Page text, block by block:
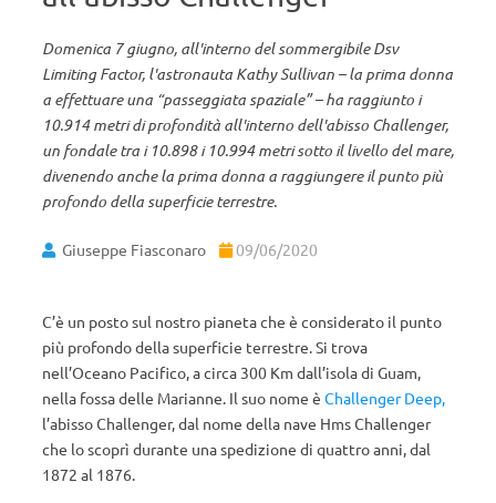
Domenica 7 giugno, all'interno del sommergibile Dsv
Limiting Factor, l'astronauta Kathy Sullivan – la prima donna
a effettuare una “passeggiata spaziale” – ha raggiunto i
10.914 metri di profondità all'interno dell'abisso Challenger,
un fondale tra i 10.898 i 10.994 metri sotto il livello del mare,
divenendo anche la prima donna a raggiungere il punto più
profondo della superficie terrestre.
Giuseppe Fiasconaro 09/06/2020
C’è un posto sul nostro pianeta che è considerato il punto
più profondo della superficie terrestre. Si trova
nell’Oceano Pacifico, a circa 300 Km dall’isola di Guam,
nella fossa delle Marianne. Il suo nome è Challenger Deep,
l’abisso Challenger, dal nome della nave Hms Challenger
che lo scoprì durante una spedizione di quattro anni, dal
1872 al 1876.